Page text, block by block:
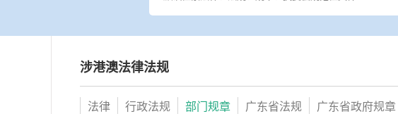
涉港澳法律法规
法律 行政法规 部门规章 广东省法规 广东省政府规章